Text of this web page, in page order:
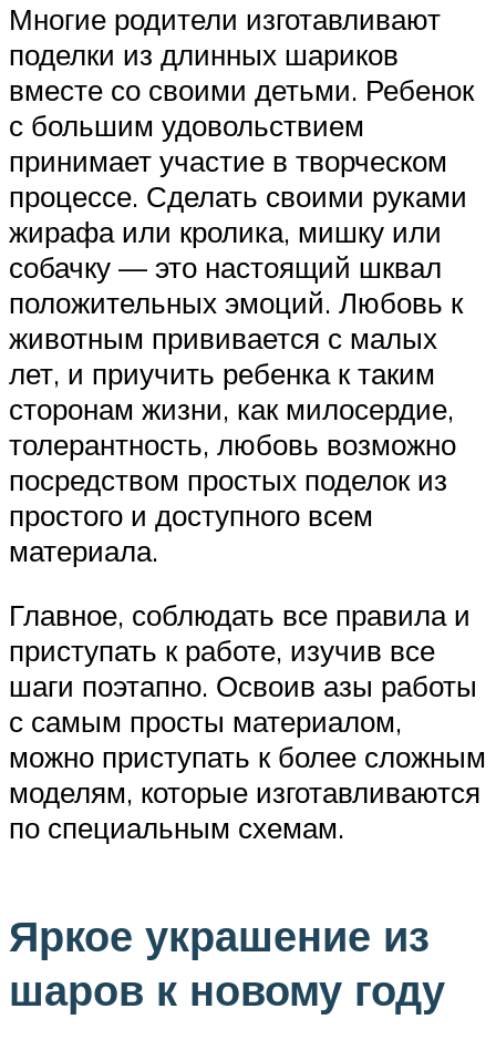
Многие родители изготавливают
поделки из длинных шариков
вместе со своими детьми. Ребенок
с большим удовольствием
принимает участие в творческом
процессе. Сделать своими руками
жирафа или кролика, мишку или
собачку — это настоящий шквал
положительных эмоций. Любовь к
животным прививается с малых
лет, и приучить ребенка к таким
сторонам жизни, как милосердие,
толерантность, любовь возможно
посредством простых поделок из
простого и доступного всем
материала.
Главное, соблюдать все правила и
приступать к работе, изучив все
шаги поэтапно. Освоив азы работы
с самым просты материалом,
можно приступать к более сложным
моделям, которые изготавливаются
по специальным схемам.
Яркое украшение из
шаров к новому году